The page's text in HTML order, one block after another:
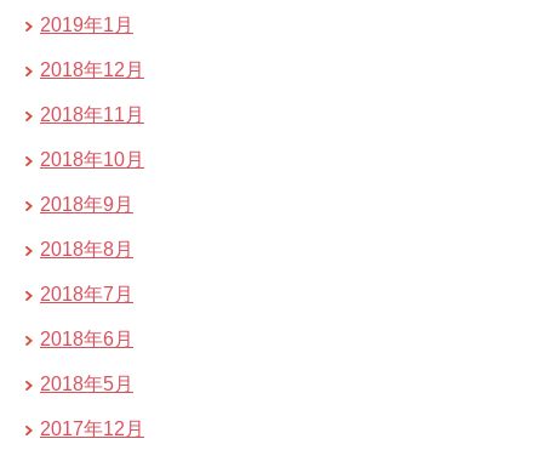
2019年1月
2018年12月
2018年11月
2018年10月
2018年9月
2018年8月
2018年7月
2018年6月
2018年5月
2017年12月